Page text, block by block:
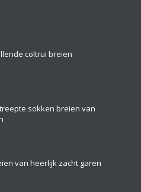
coltrui breien
sokken breien van
van heerlijk zacht garen